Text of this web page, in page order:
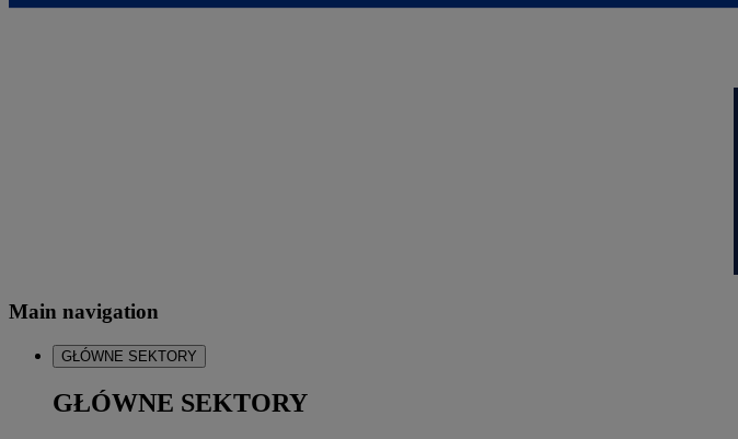
Main navigation
GŁÓWNE SEKTORY
GŁÓWNE SEKTORY